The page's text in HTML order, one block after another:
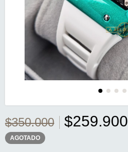
$350.000 $259.900
AGOTADO